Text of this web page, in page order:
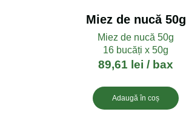
Miez de nucă 50g
Miez de nucă 50g
16 bucăți x 50g
89,61 lei / bax
Adaugă în coș